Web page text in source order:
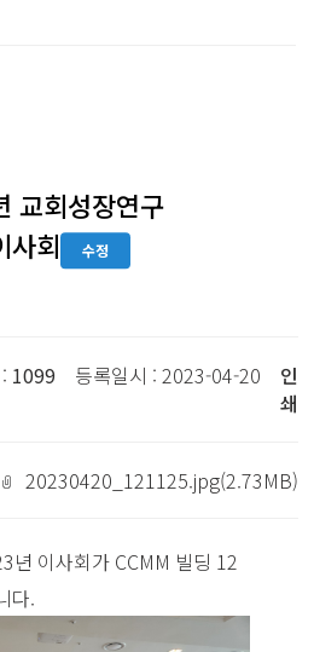
교회성장연구
사회
수정
1099 등록일시 : 2023-04-20 인
쇄
20230420_121125.jpg(2.73MB)
년 이사회가 CCMM 빌딩 12
다.